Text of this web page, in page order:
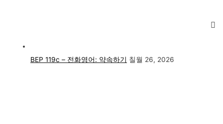
BEP 119c – 전화영어: 약속하기 칠월 26, 2026